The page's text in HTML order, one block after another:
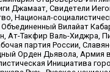
Джамаат, Свидетели
Национал-
Вилайат
Ат-Такфир Валь-Хиджра,
партия России,
Орден Дьявола, Армия
Инициатива